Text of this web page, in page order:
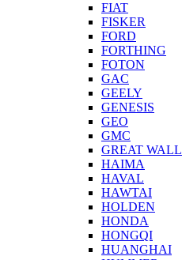
FIAT
FISKER
FORD
FORTHING
FOTON
GAC
GEELY
GENESIS
GEO
GMC
GREAT WALL
HAIMA
HAVAL
HAWTAI
HOLDEN
HONDA
HONGQI
HUANGHAI